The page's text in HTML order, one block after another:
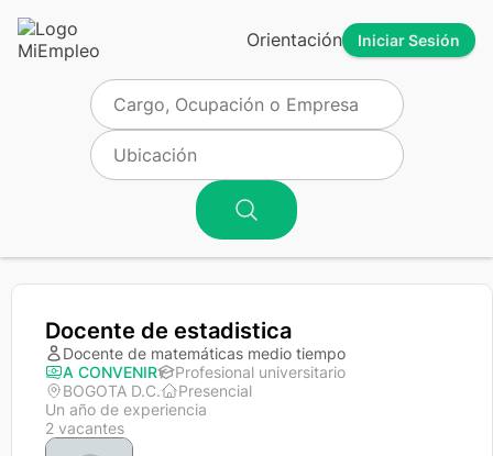
Orientación Iniciar Sesión
Docente de estadistica
Docente de matemáticas medio tiempo
A CONVENIR
Profesional universitario
BOGOTA D.C.
Presencial
Un año de experiencia
2 vacantes